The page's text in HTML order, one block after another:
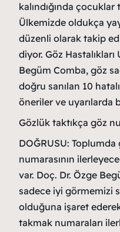
kalındığında çocuklar
Ülkemizde oldukça
düzenli olarak takip
diyor. Göz Hastalıkları
Begüm Comba, göz
doğru sanılan 10
öneriler ve uyarılarda
Gözlük taktıkça göz
DOĞRUSU:
numarasının
var. Doç. Dr. Özge
sadece iyi görmemizi
olduğuna işaret
takmak numaraları